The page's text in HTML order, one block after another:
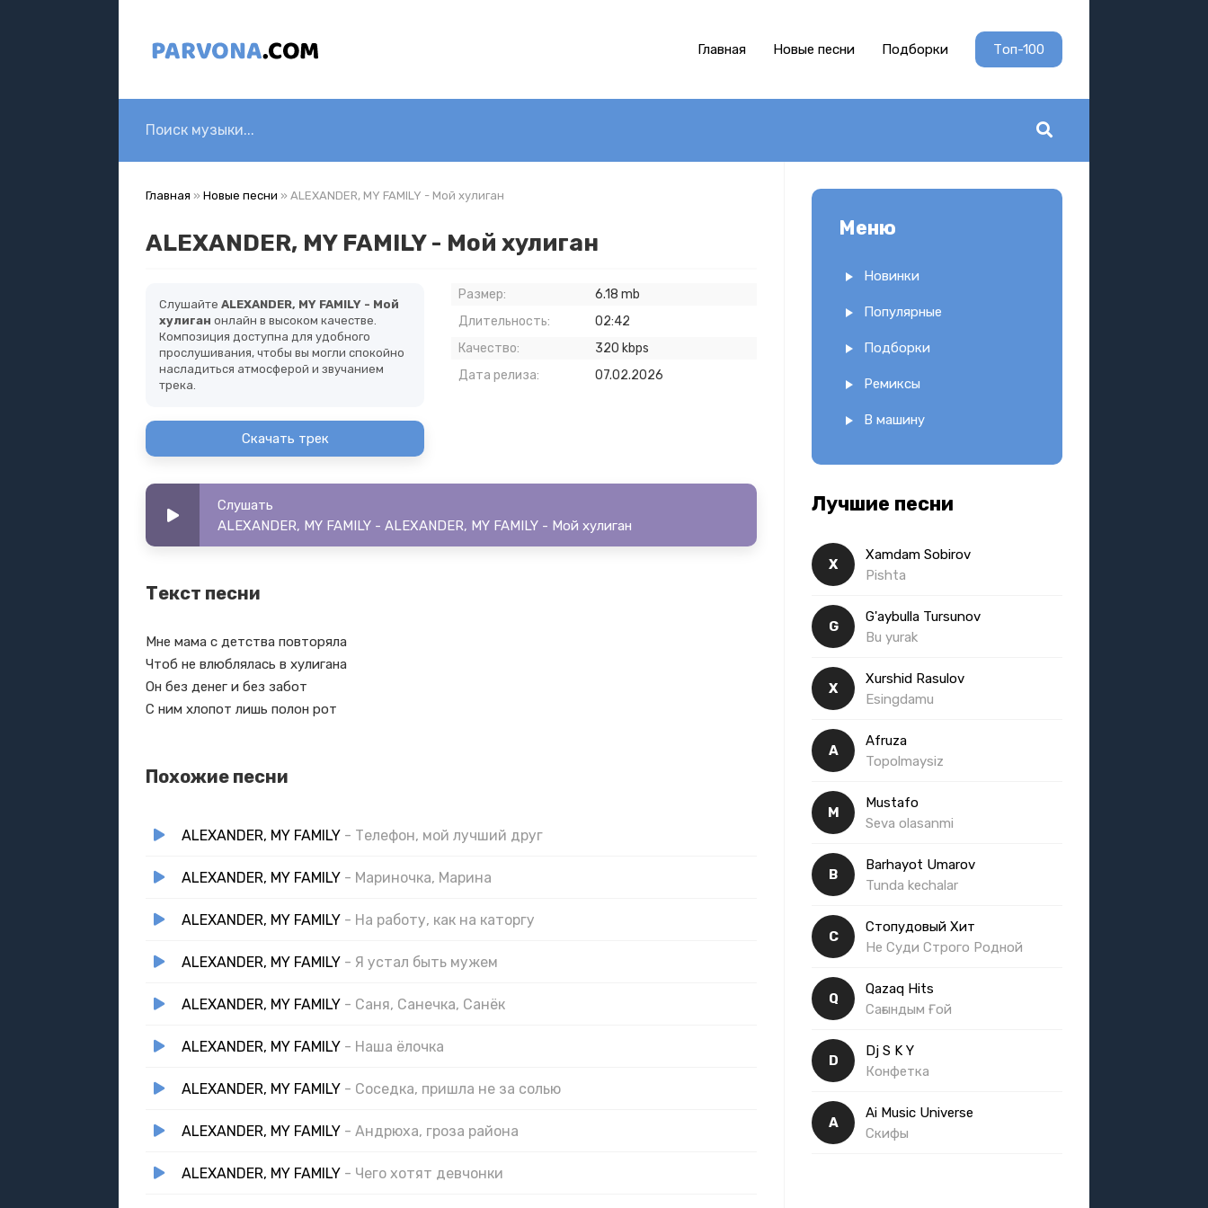
Главная Новые песни Подборки Топ-100
Главная » Новые песни » ALEXANDER, MY FAMILY - Мой хулиган
ALEXANDER, MY FAMILY - Мой хулиган
Слушайте ALEXANDER, MY FAMILY - Мой
хулиган онлайн в высоком качестве.
Композиция доступна для удобного
прослушивания, чтобы вы могли спокойно
насладиться атмосферой и звучанием
трека.
Скачать трек
Размер:
6.18 mb
Длительность:
02:42
Качество:
320 kbps
Дата релиза:
07.02.2026
Слушать
ALEXANDER, MY FAMILY - ALEXANDER, MY FAMILY - Мой хулиган
Текст песни
Мне мама с детства повторяла
Чтоб не влюблялась в хулигана
Он без денег и без забот
С ним хлопот лишь полон рот
Похожие песни
ALEXANDER, MY FAMILY - Телефон, мой лучший друг
ALEXANDER, MY FAMILY - Мариночка, Марина
ALEXANDER, MY FAMILY - На работу, как на каторгу
ALEXANDER, MY FAMILY - Я устал быть мужем
ALEXANDER, MY FAMILY - Саня, Санечка, Санёк
ALEXANDER, MY FAMILY - Наша ёлочка
ALEXANDER, MY FAMILY - Соседка, пришла не за солью
ALEXANDER, MY FAMILY - Андрюха, гроза района
ALEXANDER, MY FAMILY - Чего хотят девчонки
Меню
Новинки
Популярные
Подборки
Ремиксы
В машину
Лучшие песни
X
Xamdam Sobirov
Pishta
G
G'aybulla Tursunov
Bu yurak
X
Xurshid Rasulov
Esingdamu
A
Afruza
Topolmaysiz
M
Mustafo
Seva olasanmi
B
Barhayot Umarov
Tunda kechalar
С
Стопудовый Хит
Не Суди Строго Родной
Q
Qazaq Hits
Сағындым Ғой
D
Dj S K Y
Конфетка
A
Ai Music Universe
Скифы